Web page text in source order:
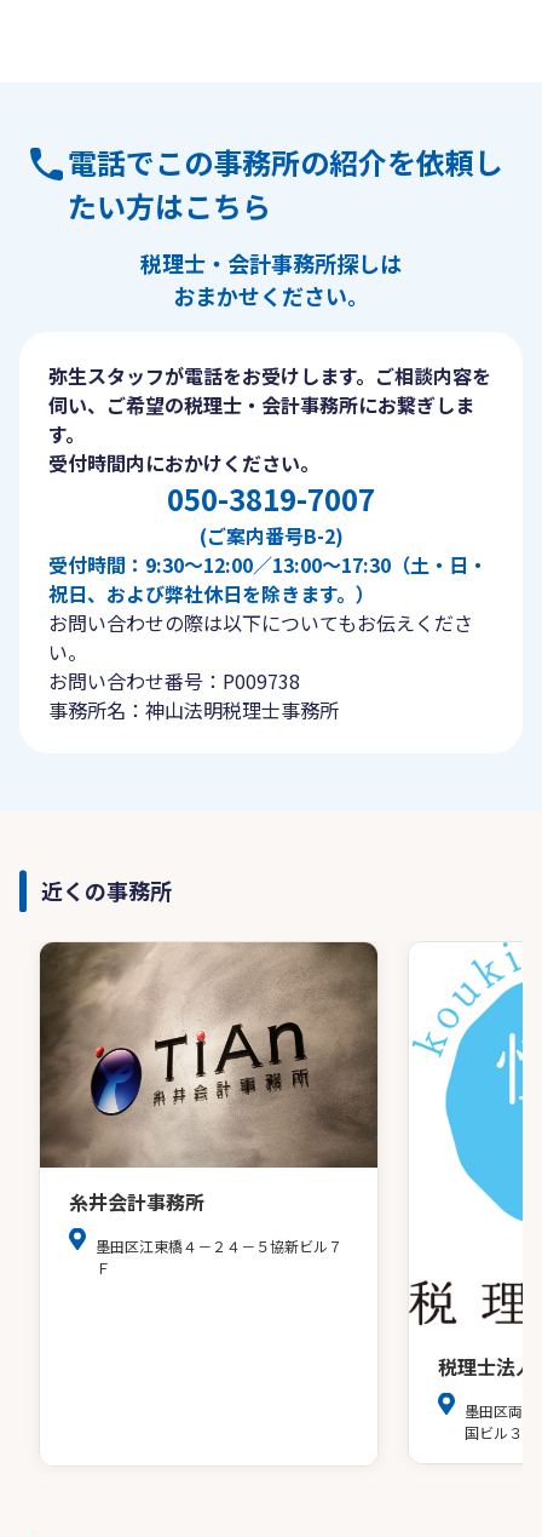
電話でこの事務所の紹介を依頼し
たい方はこちら
税理士・会計事務所探しは
おまかせください。
弥生スタッフが電話をお受けします。ご相談内容を
伺い、ご希望の税理士・会計事務所にお繋ぎしま
す。
受付時間内におかけください。
050-3819-7007
(ご案内番号B-2)
受付時間：9:30〜12:00／13:00〜17:30（土・日・
祝日、および弊社休日を除きます。）
お問い合わせの際は以下についてもお伝えくださ
い。
お問い合わせ番号：P009738
事務所名：神山法明税理士事務所
近くの事務所
糸井会計事務所
墨田区江東橋４－２４－５協新ビル７
Ｆ
税理士法人
墨田区両
国ビル３階